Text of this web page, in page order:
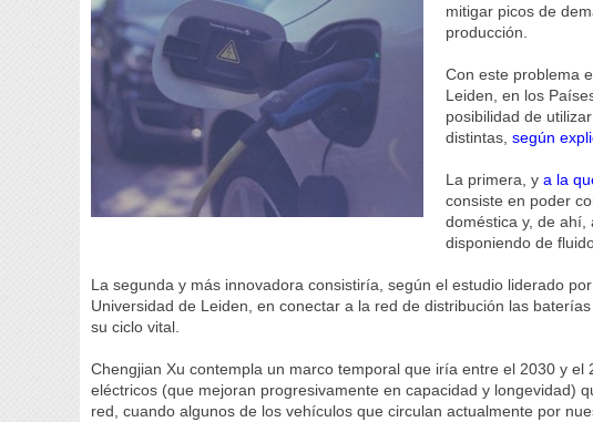
mitigar picos de
producción.
Con este problema
Leiden, en los
posibilidad de
distintas,según
La primera, ya la
consiste en poder
doméstica y, de ahí,
disponiendo de
La segunda y más innovadora consistiría, según el estudio liderado
Universidad de Leiden, en conectar a la red de distribución las
su ciclo vital.
Chengjian Xu contempla un marco temporal que iría entre el 2030 y
eléctricos (que mejoran progresivamente en capacidad y longevidad)
red, cuando algunos de los vehículos que circulan actualmente por